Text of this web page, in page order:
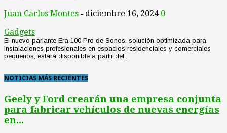
Juan Carlos Montes - diciembre 16, 2024 0
Gadgets
El nuevo parlante Era 100 Pro de Sonos, solución optimizada para
instalaciones profesionales en espacios residenciales y comerciales
pequeños, estará disponible a partir del...
NOTICIAS MÁS RECIENTES
Geely y Ford crearán una empresa conjunta
para fabricar vehículos de nuevas energías
en...